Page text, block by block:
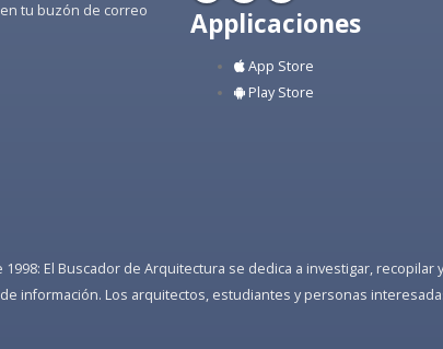
tu buzón de correo
Applicaciones
App Store
Play Store
El Buscador de Arquitectura se dedica a investigar, recopilar
información. Los arquitectos, estudiantes y personas